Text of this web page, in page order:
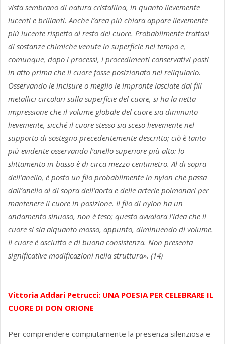
vista sembrano di natura cristallina, in quanto lievemente
lucenti e brillanti. Anche l’area più chiara appare lievemente
più lucente rispetto al resto del cuore. Probabilmente trattasi
di sostanze chimiche venute in superficie nel tempo e,
comunque, dopo i processi, i procedimenti conservativi posti
in atto prima che il cuore fosse posizionato nel reliquiario.
Osservando le incisure o meglio le impronte lasciate dai fili
metallici circolari sulla superficie del cuore, si ha la netta
impressione che il volume globale del cuore sia diminuito
lievemente, sicché il cuore stesso sia sceso lievemente nel
supporto di sostegno precedentemente descritto; ciò è tanto
più evidente osservando l’anello superiore più alto: lo
slittamento in basso è di circa mezzo centimetro. Al di sopra
dell’anello, è posto un filo probabilmente in nylon che passa
dall’anello al di sopra dell’aorta e delle arterie polmonari per
mantenere il cuore in posizione. Il filo di nylon ha un
andamento sinuoso, non è teso; questo avvalora l’idea che il
cuore si sia alquanto mosso, appunto, diminuendo di volume.
Il cuore è asciutto e di buona consistenza. Non presenta
significative modificazioni nella struttura». (14)
Vittoria Addari Petrucci: UNA POESIA PER CELEBRARE IL
CUORE DI DON ORIONE
Per comprendere compiutamente la presenza silenziosa e